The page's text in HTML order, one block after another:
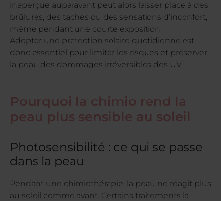
inaperçue auparavant peut alors laisser place à des
brûlures, des taches ou des sensations d’inconfort,
même pendant une courte exposition.
Adopter une protection solaire quotidienne est
donc essentiel pour limiter les risques et préserver
la peau des dommages irréversibles des UV.
Pourquoi la chimio rend la
peau plus sensible au soleil
Photosensibilité : ce qui se passe
dans la peau
Pendant une chimiothérapie, la peau ne réagit plus
au soleil comme avant. Certains traitements la